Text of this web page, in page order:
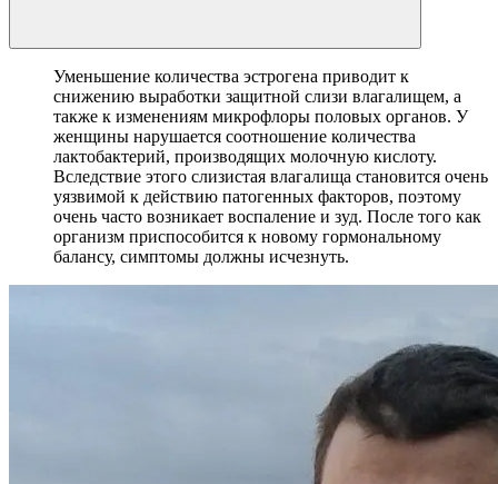
Уменьшение количества эстрогена приводит к
снижению выработки защитной слизи влагалищем, а
также к изменениям микрофлоры половых органов. У
женщины нарушается соотношение количества
лактобактерий, производящих молочную кислоту.
Вследствие этого слизистая влагалища становится очень
уязвимой к действию патогенных факторов, поэтому
очень часто возникает воспаление и зуд. После того как
организм приспособится к новому гормональному
балансу, симптомы должны исчезнуть.